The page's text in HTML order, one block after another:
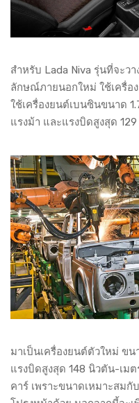
สำหรับ Lada Niva รุ่นที่จะว
ลักษณ์ภายนอกใหม่ ใช้เครื่อ
ใช้เครื่องยนต์เบนซินขนาด
แรงม้า และแรงบิดสูงสุด
มาเป็นเครื่องยนต์ตัวใหม่ ขน
แรงบิดสูงสุด 148 นิวตัน-เม
คาร์ เพราะขนาดเหมาะสม